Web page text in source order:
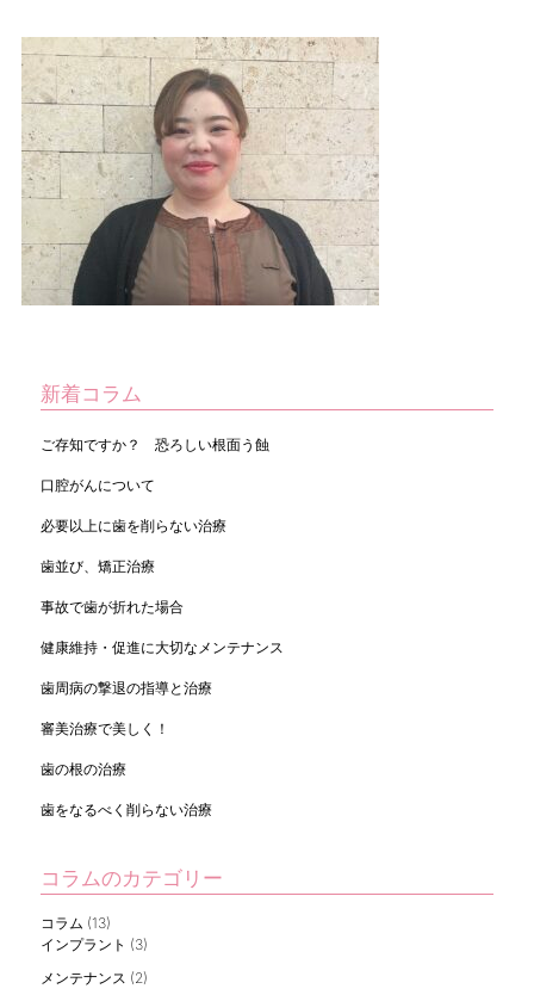
新着コラム
ご存知ですか？ 恐ろしい根面う蝕
口腔がんについて
必要以上に歯を削らない治療
歯並び、矯正治療
事故で歯が折れた場合
健康維持・促進に大切なメンテナンス
歯周病の撃退の指導と治療
審美治療で美しく！
歯の根の治療
歯をなるべく削らない治療
コラムのカテゴリー
コラム (13)
インプラント (3)
メンテナンス (2)